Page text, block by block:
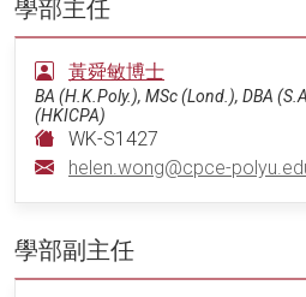
學部主任
黃舜敏博士
BA (H.K.Poly.), MSc (Lond.), DBA
(HKICPA)
WK-S1427
helen.wong@cpce-
學部副主任